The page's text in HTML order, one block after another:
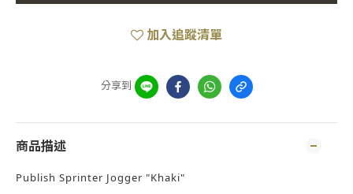
加入追蹤清單
分享到
商品描述
Publish Sprinter Jogger "Khaki"